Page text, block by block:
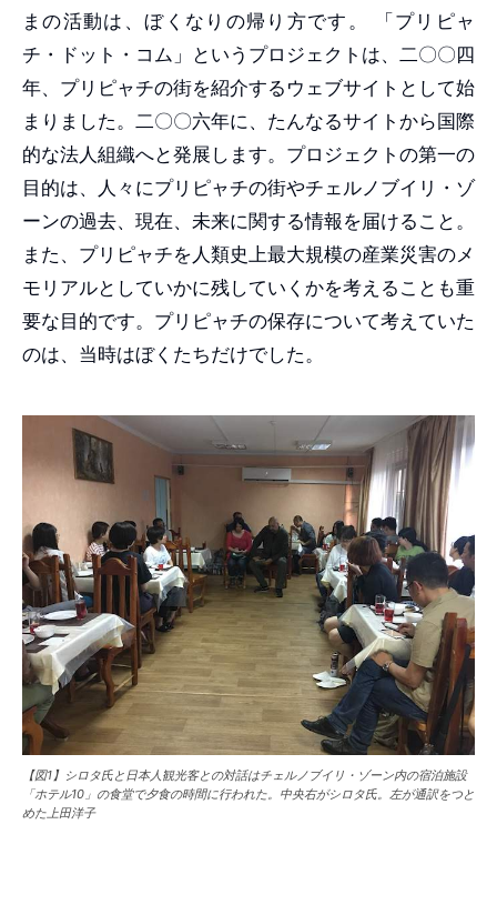
まの活動は、ぼくなりの帰り方です。 「プリピャ
チ・ドット・コム」というプロジェクトは、二〇〇四
年、プリピャチの街を紹介するウェブサイトとして始
まりました。二〇〇六年に、たんなるサイトから国際
的な法人組織へと発展します。プロジェクトの第一の
目的は、人々にプリピャチの街やチェルノブイリ・ゾ
ーンの過去、現在、未来に関する情報を届けること。
また、プリピャチを人類史上最大規模の産業災害のメ
モリアルとしていかに残していくかを考えることも重
要な目的です。プリピャチの保存について考えていた
のは、当時はぼくたちだけでした。
【図1】シロタ氏と日本人観光客との対話はチェルノブイリ・ゾーン内の宿泊施設
「ホテル10」の食堂で夕食の時間に行われた。中央右がシロタ氏。左が通訳をつと
めた上田洋子